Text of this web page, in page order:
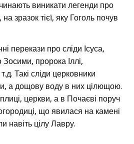
виникати легенди про
зразок тієї, яку Гоголь почув
перекази про сліди Ісуса,
Зосими, пророка Іллі,
Такі сліди церковники
а дощову воду в них цілющою.
церкви, а в Почаєві поруч
що явилася на камені
навіть цілу Лавру.